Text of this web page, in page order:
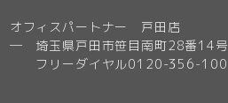
オフィスパートナー 戸田店
─ 埼玉県戸田市笹目南町28番14号
フリーダイヤル0120-356-100